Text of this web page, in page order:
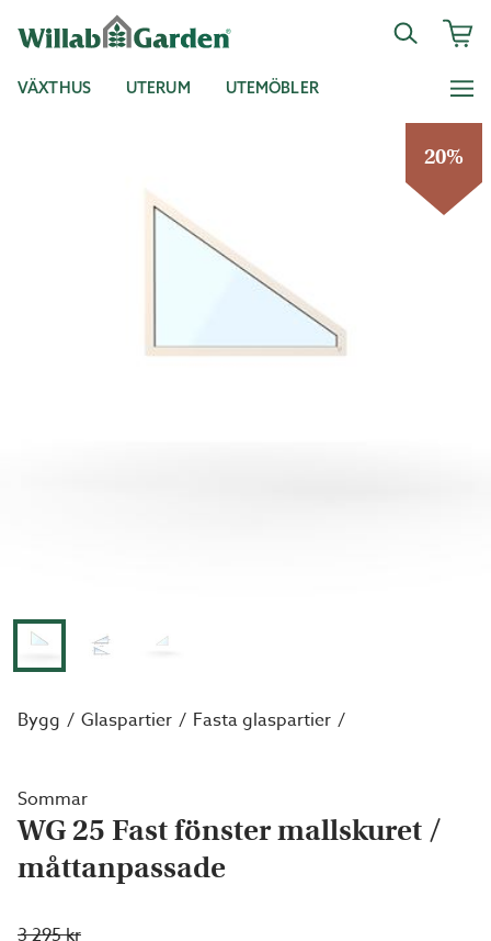
VÄXTHUS UTERUM UTEMÖBLER
20%
Bygg Glaspartier Fasta glaspartier
Sommar
WG 25 Fast fönster mallskuret /
måttanpassade
3 295 kr